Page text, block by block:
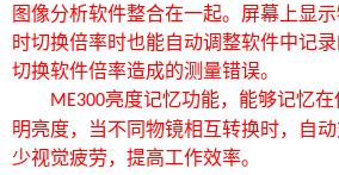
图像分析软件整合在一起。屏幕上显
时切换倍率时也能自动调整软件中记
切换软件倍率造成的测量错误。
ME300亮度记忆功能，能够记忆
明亮度，当不同物镜相互转换时，自
少视觉疲劳，提高工作效率。